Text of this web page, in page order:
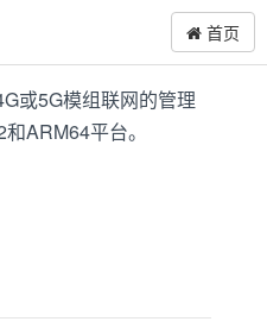
首页
或5G模组联网的管理
ARM64平台。